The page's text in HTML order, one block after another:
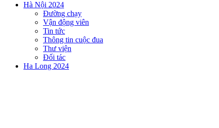
Hà Nội 2024
Đường chạy
Vận động viên
Tin tức
Thông tin cuộc đua
Thư viện
Đối tác
Ha Long 2024